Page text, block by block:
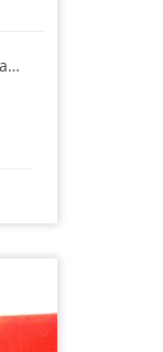
Defensor de Derechos Humanos